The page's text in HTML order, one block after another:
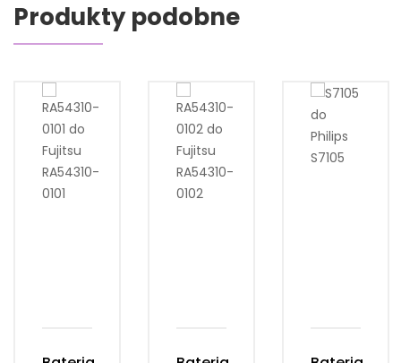
Produkty podobne